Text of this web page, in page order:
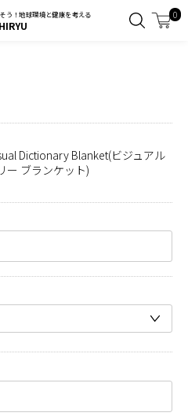
う！地球環境と健康を考える
HIRYU
0
Dictionary Blanket(ビジュアル
ー ブランケット)